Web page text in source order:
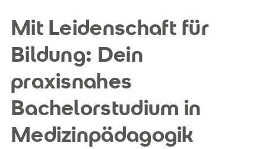
Mit Leidenschaft für
Bildung: Dein
praxisnahes
Bachelorstudium in
Medizinpädagogik